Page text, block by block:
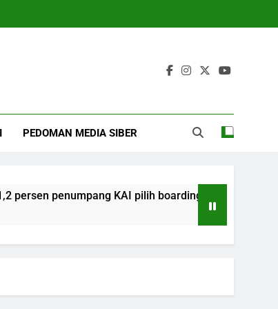
PEDOMAN MEDIA SIBER
penumpang KAI pilih boarding manual